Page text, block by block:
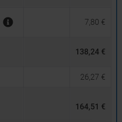
7,80 €
138,24 €
26,27 €
164,51 €